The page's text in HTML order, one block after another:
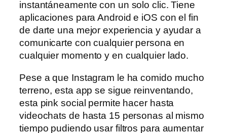
instantáneamente con un solo clic. Tiene
aplicaciones para Android e iOS con el fin
de darte una mejor experiencia y ayudar a
comunicarte con cualquier persona en
cualquier momento y en cualquier lado.
Pese a que Instagram le ha comido mucho
terreno, esta app se sigue reinventando,
esta pink social permite hacer hasta
videochats de hasta 15 personas al mismo
tiempo pudiendo usar filtros para aumentar